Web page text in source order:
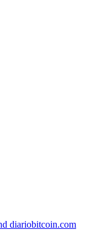
diariobitcoin.com